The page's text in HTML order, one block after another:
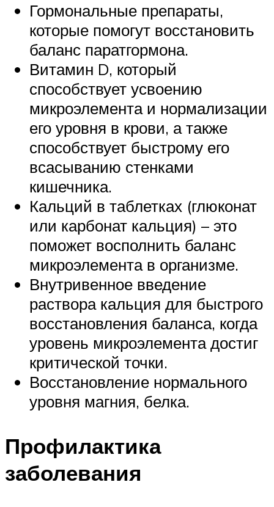
Гормональные препараты,
которые помогут восстановить
баланс паратгормона.
Витамин D, который
способствует усвоению
микроэлемента и нормализации
его уровня в крови, а также
способствует быстрому его
всасыванию стенками
кишечника.
Кальций в таблетках (глюконат
или карбонат кальция) – это
поможет восполнить баланс
микроэлемента в организме.
Внутривенное введение
раствора кальция для быстрого
восстановления баланса, когда
уровень микроэлемента достиг
критической точки.
Восстановление нормального
уровня магния, белка.
Профилактика
заболевания